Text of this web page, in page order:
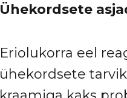
Ühekordsete
Eriolukorra eel
ühekordsete